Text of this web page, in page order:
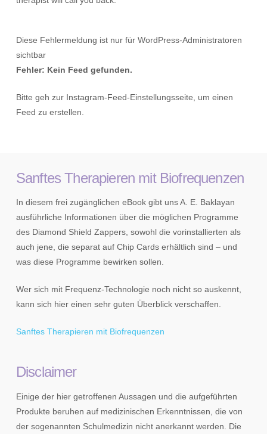
Diese Fehlermeldung ist nur für WordPress-Administratoren
sichtbar
Fehler: Kein Feed gefunden.
Bitte geh zur Instagram-Feed-Einstellungsseite, um einen
Feed zu erstellen.
Sanftes Therapieren mit Biofrequenzen
In diesem frei zugänglichen eBook gibt uns A. E. Baklayan
ausführliche Informationen über die möglichen Programme
des Diamond Shield Zappers, sowohl die vorinstallierten als
auch jene, die separat auf Chip Cards erhältlich sind – und
was diese Programme bewirken sollen.
Wer sich mit Frequenz-Technologie noch nicht so auskennt,
kann sich hier einen sehr guten Überblick verschaffen.
Sanftes Therapieren mit Biofrequenzen
Disclaimer
Einige der hier getroffenen Aussagen und die aufgeführten
Produkte beruhen auf medizinischen Erkenntnissen, die von
der sogenannten Schulmedizin nicht anerkannt werden. Die